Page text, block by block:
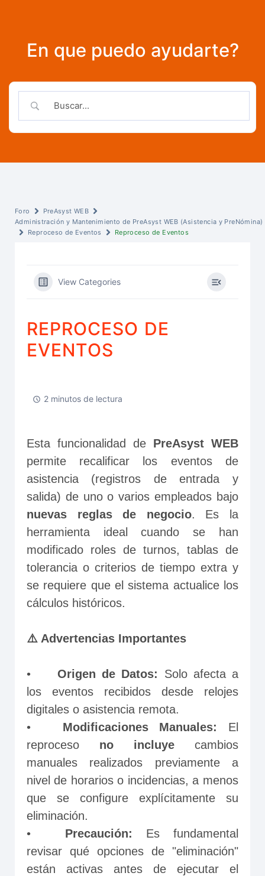
En que puedo ayudarte?
Foro
PreAsyst WEB
Administración y Mantenimiento de PreAsyst WEB (Asistencia y PreNómina)
Reproceso de Eventos
Reproceso de Eventos
View Categories
REPROCESO DE
EVENTOS
2 minutos de lectura
Esta funcionalidad de
PreAsyst WEB
permite recalificar los eventos de
asistencia (registros de entrada y
salida) de uno o varios empleados bajo
nuevas reglas de negocio. Es la
herramienta ideal cuando se han
modificado roles de turnos, tablas de
tolerancia o criterios de tiempo extra y
se requiere que el sistema actualice los
cálculos históricos.
⚠️ Advertencias Importantes
• Origen de Datos:
Solo afecta a
los eventos recibidos desde relojes
digitales o asistencia remota.
Modificaciones Manuales:
El
reproceso no incluye cambios
manuales realizados previamente a
nivel de horarios o incidencias, a menos
que se configure explícitamente su
eliminación.
Precaución: Es fundamental
revisar qué opciones de "eliminación"
están activas antes de ejecutar el